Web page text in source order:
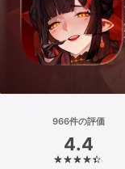
ゲーム
アプリ
検索
プラットフォーム
iPhone
966件の評価
4.4